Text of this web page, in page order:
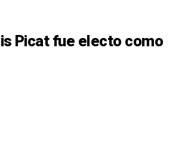
Picat fue electo como